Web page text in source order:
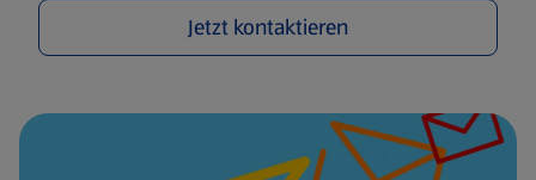
Jetzt kontaktieren